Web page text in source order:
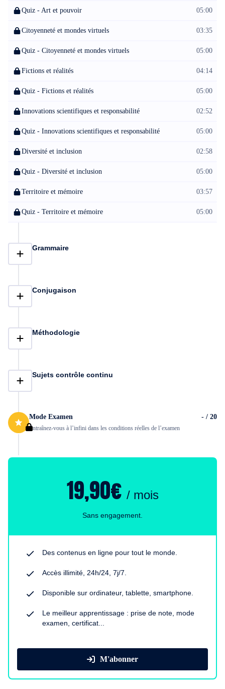
expression orale (EO) et un petit point de vocabulaire et
programme de terminale, tu auras acquis et révisé toutes les
tes cours de langues en allemand. N'hésite plus et lance-toi dans
de lycée et parle allemand aussi bien que français grâce à cet
Quiz - Art et pouvoir 05:00
Citoyenneté et mondes virtuels 03:35
Quiz - Citoyenneté et mondes virtuels 05:00
Fictions et réalités 04:14
Quiz - Fictions et réalités 05:00
Innovations scientifiques et responsabilité 02:52
Quiz - Innovations scientifiques et responsabilité 05:00
Diversité et inclusion 02:58
Quiz - Diversité et inclusion 05:00
Territoire et mémoire 03:57
Quiz - Territoire et mémoire 05:00
Grammaire
Conjugaison
Méthodologie
Sujets contrôle continu
Mode Examen
Entraînez-vous à l’infini dans les conditions réelles de l’examen
- / 20
19,90€ / mois
Sans engagement.
Des contenus en ligne pour tout le monde.
Accès illimité, 24h/24, 7j/7.
Disponible sur ordinateur, tablette, smartphone.
Le meilleur apprentissage : prise de note, mode
examen, certificat...
M'abonner